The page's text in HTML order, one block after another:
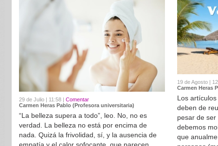
29 de Julio | 11:58 | Comentar
Carmen Heras Pablo (Profesora universitaria)
“La belleza supera a todo”, leo. No, no es
verdad. La belleza no está por encima de
nada. Quizá la frivolidad, sí, y la ausencia de
19 de Agosto |
Carmen Heras
Los
deben de
pesar de
debemos
que